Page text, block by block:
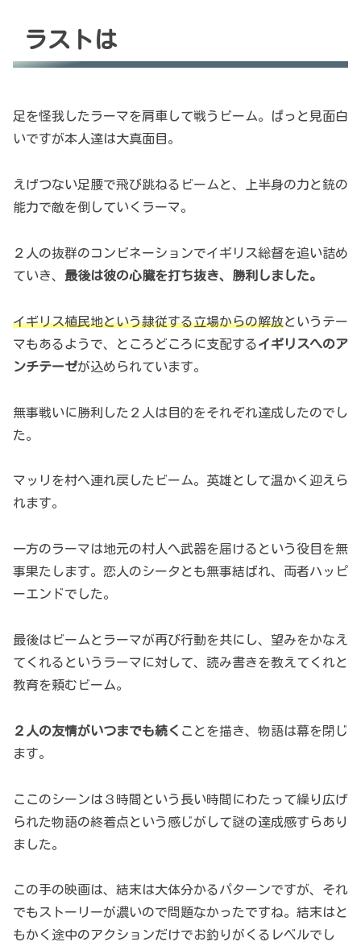
ラストは
足を怪我したラーマを肩車して戦うビーム。ぱっと見面白
いですが本人達は大真面目。
えげつない足腰で飛び跳ねるビームと、上半身の力と銃の
能力で敵を倒していくラーマ。
２人の抜群のコンビネーションでイギリス総督を追い詰め
ていき、 最後は彼の心臓を打ち抜き、勝利しました。
イギリス植民地という隷従する立場からの解放というテー
マもあるようで、ところどころに支配するイギリスへのア
ンチテーゼが込められています。
無事戦いに勝利した２人は目的をそれぞれ達成したのでし
た。
マッリを村へ連れ戻したビーム。英雄として温かく迎えら
れます。
一方のラーマは地元の村人へ武器を届けるという役目を無
事果たします。恋人のシータとも無事結ばれ、両者ハッピ
ーエンドでした。
最後はビームとラーマが再び行動を共にし、望みをかなえ
てくれるというラーマに対して、読み書きを教えてくれと
教育を頼むビーム。
２人の友情がいつまでも続く ことを描き、物語は幕を閉じ
ます。
ここのシーンは３時間という長い時間にわたって繰り広げ
られた物語の終着点という感じがして謎の達成感すらあり
ました。
この手の映画は、結末は大体分かるパターンですが、それ
でもストーリーが濃いので問題なかったですね。結末はと
もかく途中のアクションだけでお釣りがくるレベルでし